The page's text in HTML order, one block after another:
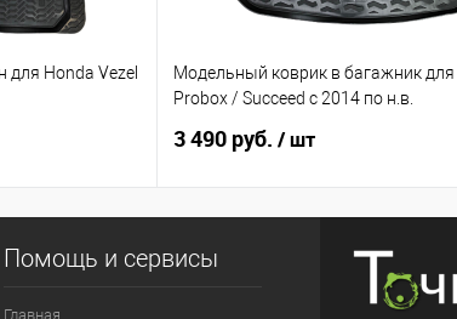
для Honda Vezel
Модельный коврик в багажник для
Probox / Succeed с 2014 по н.в.
3 490 руб. / шт
Помощь и сервисы
Главная